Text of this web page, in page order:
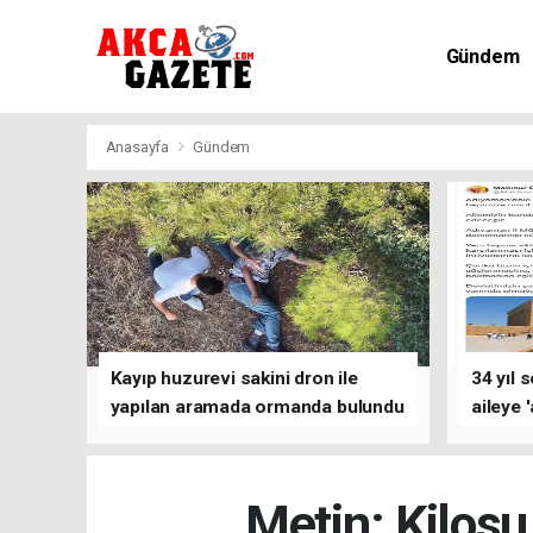
Gündem
Anasayfa Gündem
Kayıp huzurevi sakini dron ile
yapılan aramada ormanda bulundu
34 yıl
aileye